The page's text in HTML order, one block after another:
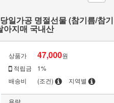
일가공 명절선물 (참기름/참기
아지매 국내산
상품가 47,000원
적립금
1%
배송비
(조건) 지역별
용량